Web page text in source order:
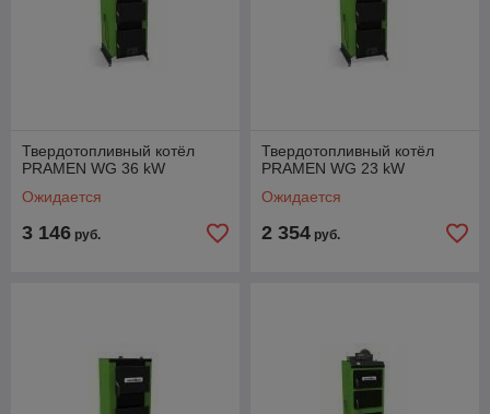
Твердотопливный котёл
PRAMEN WG 36 kW
Ожидается
3 146 руб.
Твердотопливный котёл
PRAMEN WG 23 kW
Ожидается
2 354 руб.